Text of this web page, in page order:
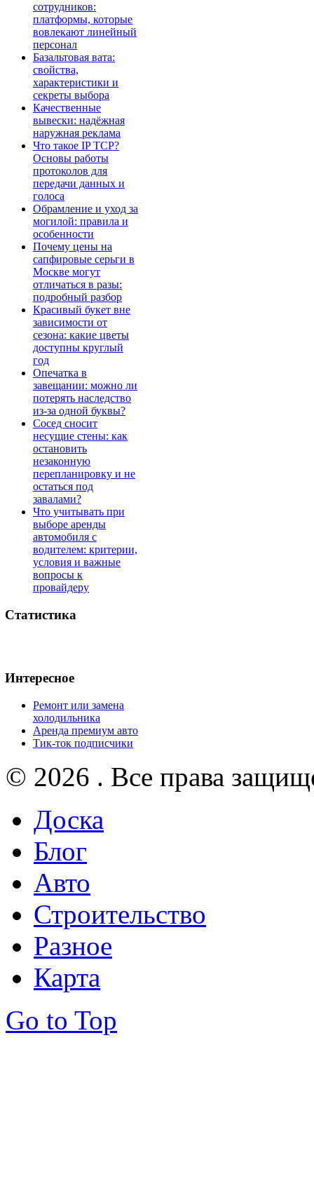
сотрудников:
платформы, которые
вовлекают линейный
персонал
Базальтовая вата:
свойства,
характеристики и
секреты выбора
Качественные
вывески: надёжная
наружная реклама
Что такое IP TCP?
Основы работы
протоколов для
передачи данных и
голоса
Обрамление и уход за
могилой: правила и
особенности
Почему цены на
сапфировые серьги в
Москве могут
отличаться в разы:
подробный разбор
Красивый букет вне
зависимости от
сезона: какие цветы
доступны круглый
год
Опечатка в
завещании: можно ли
потерять наследство
из-за одной буквы?
Сосед сносит
несущие стены: как
остановить
незаконную
перепланировку и не
остаться под
завалами?
Что учитывать при
выборе аренды
автомобиля с
водителем: критерии,
условия и важные
вопросы к
провайдеру
Статистика
Интересное
Ремонт или замена
холодильника
Аренда премиум авто
Тик-ток подписчики
© 2026 . Все права
Доска
Блог
Авто
Строительство
Разное
Карта
Go to Top